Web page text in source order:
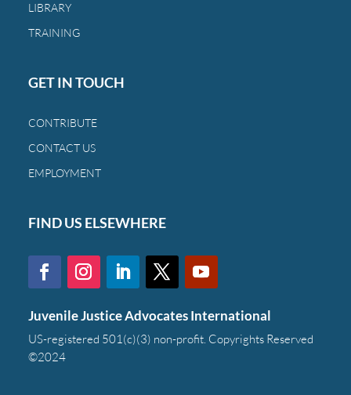
LIBRARY
TRAINING
GET IN TOUCH
CONTRIBUTE
CONTACT US
EMPLOYMENT
FIND US ELSEWHERE
Juvenile Justice Advocates International
US-registered 501(c)(3) non-profit. Copyrights Reserved
©2024